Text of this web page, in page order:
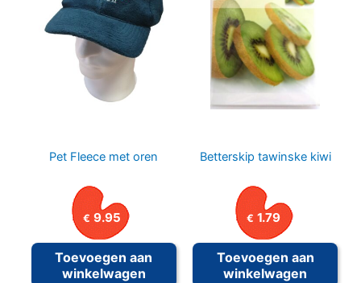
Pet Fleece met oren
€ 9.95
Toevoegen aan
winkelwagen
Betterskip tawinske kiwi
€ 1.79
Toevoegen aan
winkelwagen